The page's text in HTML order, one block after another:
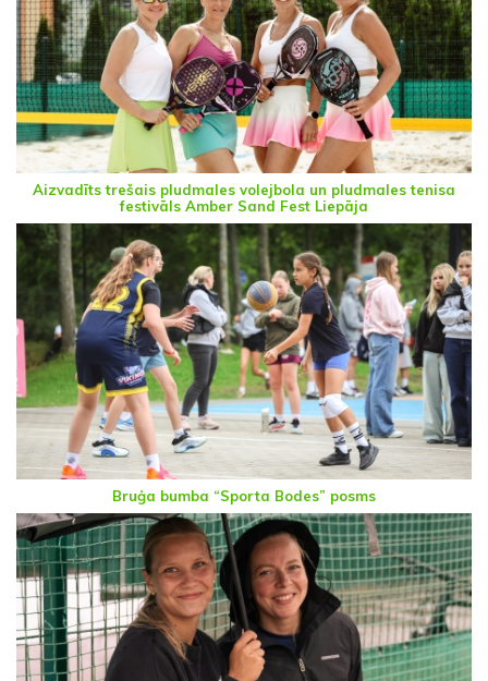
Aizvadīts trešais pludmales volejbola un pludmales tenisa
festivāls Amber Sand Fest Liepāja
Bruģa bumba “Sporta Bodes” posms